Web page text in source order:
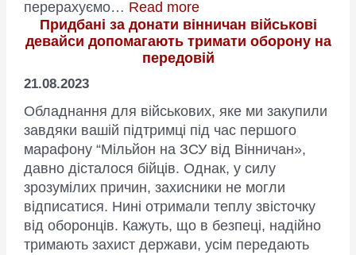
перерахуємо… Read more:
“Мільйон
для
ЗСУ
–
ЗБІР
ЗАКРИТО!
Придбані за донати вінничан військові
девайси допомагають тримати оборону на
передовій
21.08.2023
Обладнання для військових, яке ми закупили
завдяки вашій підтримці під час першого
марафону “Мільйон на ЗСУ від Вінничан»,
давно дісталося бійців. Однак, у силу
зрозумілих причин, захисники не могли
відписатися. Нині отримали теплу звісточку
від оборонців. Кажуть, що в безпеці, надійно
тримають захист держави, усім передають